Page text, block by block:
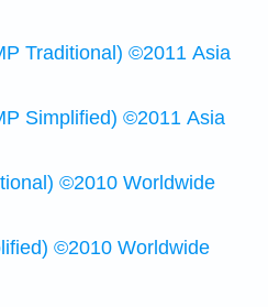
Traditional) ©2011 Asia
Simplified) ©2011 Asia
©2010 Worldwide
©2010 Worldwide